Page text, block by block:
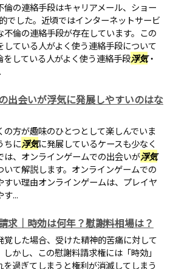
倫の連絡手段はキャリアメール、ショー
でした。近頃ではインターネットサービ
不倫の連絡手段が存在しています。この
している人がよく使う連絡手段について
をしている人がよく使う連絡手段浮気・
出会いが浮気に発展しやすいのはな
方が趣味のひとつとして楽しんでいま
ちに浮気に発展しているケースも少なく
は、オンラインゲームでの出会いが浮気
いて解説します。オンラインゲームでの
すい理由オンラインゲームは、プレイヤ
す...
求｜時効は何年？慰謝料相場は？
覚した場合、受けた精神的苦痛に対して
かし、この慰謝料請求権には「時効」
を過ぎてしまうと権利が消滅してしまう